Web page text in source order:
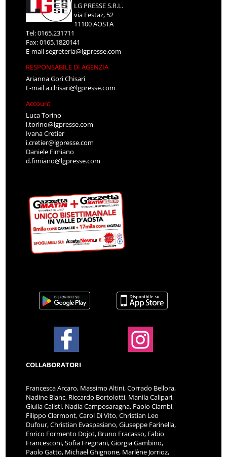
LG PRESSE S.R.L.
via Festaz, 52
11100 AOSTA
Tel: 0165.231711
Fax: 0165.1820141
E-mailsegreteria@lgpresse.com
RESPONSABILE DI AGENZIA
Arianna Gori Chisari
E-maila.chisari@lgpresse.com
Account
Luca Torino
l.torino@lgpresse.com
Ivana Cretier
i.cretier@lgpresse.com
Daniele Fimiano
d.fimiano@lgpresse.com
COLLABORATORI
Francesca Arcaro, Massimo Altini, Corrado Bellora,
Nadine Blanc, Riccardo Bortolotti, Manila Calipari,
Giulia Calisti, Nadia Camposaragna, Paolo Ciambi,
Filippo Clermont, Carol Di Vito, Christian Leo
Dufour, Christian Evaspasiano, Giuseppe Farinella,
Enrico Formento Dojot, Bruno Fracasso, Fabio
Francesconi, Sofia Fregnani, Giorgia Gambino,
Paolo Gatto, Michael Ghignone, Marlène Jorrioz,